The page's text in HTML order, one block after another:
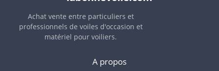
Achat vente entre particuliers et
professionnels de voiles d'occasion et
matériel pour voiliers.
A propos